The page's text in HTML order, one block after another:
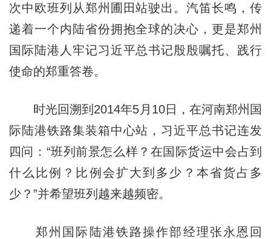
次中欧班列从郑州圃田站驶出。汽笛长鸣，传
递着一个内陆省份拥抱全球的决心，更是郑州
国际陆港人牢记习近平总书记殷殷嘱托、践行
使命的郑重答卷。
时光回溯到2014年5月10日，在河南郑州国
际陆港铁路集装箱中心站，习近平总书记连发
四问：“班列前景怎么样？在国际货运中会占到
什么比例？比例会扩大到多少？本省货占多
少？”并希望班列越来越频密。
郑州国际陆港铁路操作部经理张永恩回